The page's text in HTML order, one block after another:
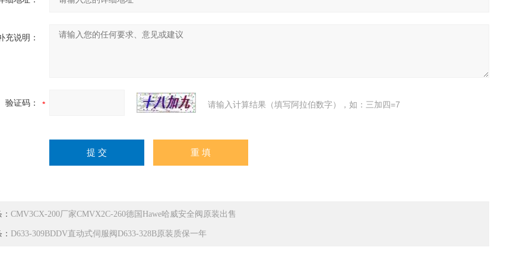
充说明：
验证码： 请输入计算结果（填写阿拉伯数字），如：三加四=7
CMV3CX-200厂家CMVX2C-260德国Hawe哈威安全阀原装出售
D633-309BDDV直动式伺服阀D633-328B原装质保一年